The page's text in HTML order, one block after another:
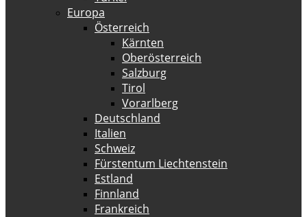
Europa
Österreich
Kärnten
Oberösterreich
Salzburg
Tirol
Vorarlberg
Deutschland
Italien
Schweiz
Fürstentum Liechtenstein
Estland
Finnland
Frankreich